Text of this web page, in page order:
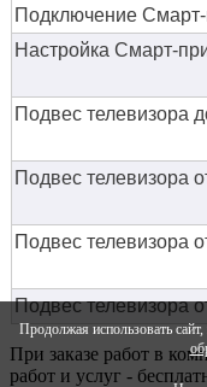
Продолжая использовать
Подключение Смарт-
Настройка Смарт-
Подвес телевизора
Подвес телевизора
Подвес телевизора
Подвес телевизора
При заказе работ в
работ и услуг -